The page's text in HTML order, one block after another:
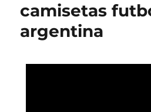
camisetas
argentina